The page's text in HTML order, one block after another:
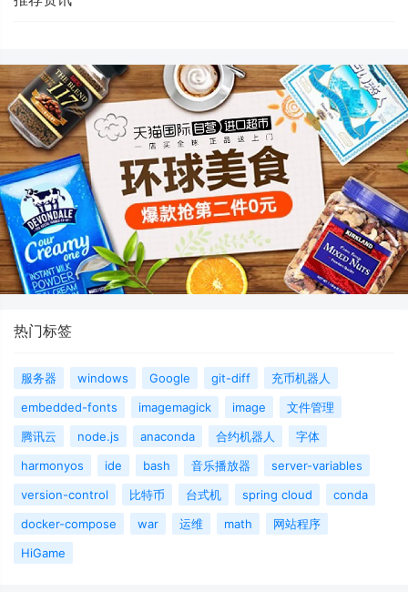
热门标签
服务器 windows Google git-diff
充币机器人
embedded-fonts
imagemagick image
文件管理
腾讯云
node.js anaconda 合约机器人
字体
harmonyos
ide bash 音乐播放器
server-variables
version-control
比特币 台式机 spring cloud
conda
docker-compose
war 运维 math
网站程序
HiGame